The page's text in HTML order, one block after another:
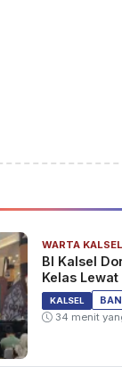
WARTA KALSEL
BI Kalsel
Kelas
KALSEL
34 menit